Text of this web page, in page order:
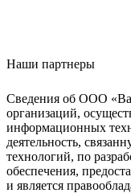
Наши партнеры
Сведения об ООО
организаций,
информационных
деятельность,
технологий, по
обеспечения,
и является